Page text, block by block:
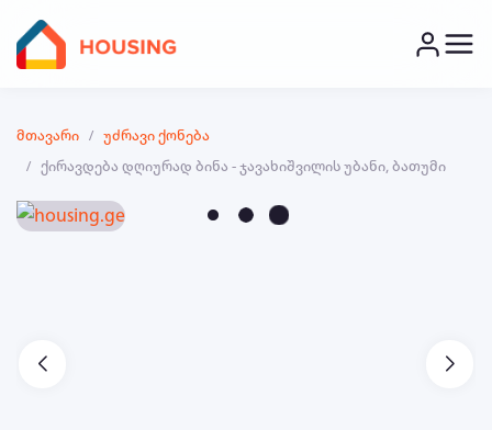
მთავარი
უძრავი ქონება
ქირავდება დღიურად ბინა - ჯავახიშვილის უბანი, ბათუმი